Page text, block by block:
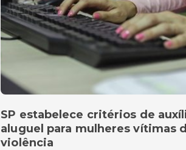
SP estabelece critérios de
aluguel para mulheres vítimas
violência